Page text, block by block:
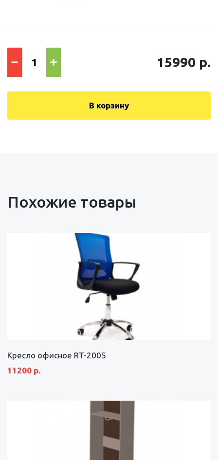
15990 р.
В корзину
Похожие товары
Кресло офисное RT-2005
11200 р.